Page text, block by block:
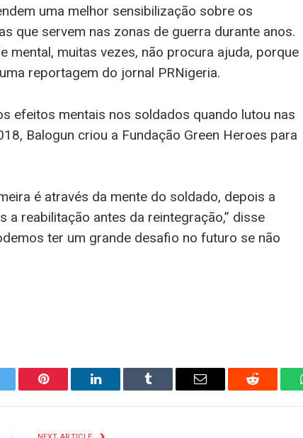
uma melhor sensibilização sobre os
que servem nas zonas de guerra durante anos.
mental, muitas vezes, não procura ajuda, porque
reportagem do jornal PRNigeria.
efeitos mentais nos soldados quando lutou nas
Balogun criou a Fundação Green Heroes para
é através da mente do soldado, depois a
reabilitação antes da reintegração,” disse
ter um grande desafio no futuro se não
Pinterest LinkedIn Tumblr Email Reddit